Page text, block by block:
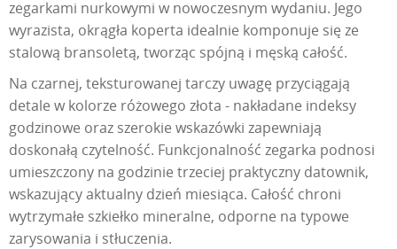
zegarkami nurkowymi w nowoczesnym wydaniu. Jego
wyrazista, okrągła koperta idealnie komponuje się ze
stalową bransoletą, tworząc spójną i męską całość.
Na czarnej, teksturowanej tarczy uwagę przyciągają
detale w kolorze różowego złota - nakładane indeksy
godzinowe oraz szerokie wskazówki zapewniają
doskonałą czytelność. Funkcjonalność zegarka podnosi
umieszczony na godzinie trzeciej praktyczny datownik,
wskazujący aktualny dzień miesiąca. Całość chroni
wytrzymałe szkiełko mineralne, odporne na typowe
zarysowania i stłuczenia.